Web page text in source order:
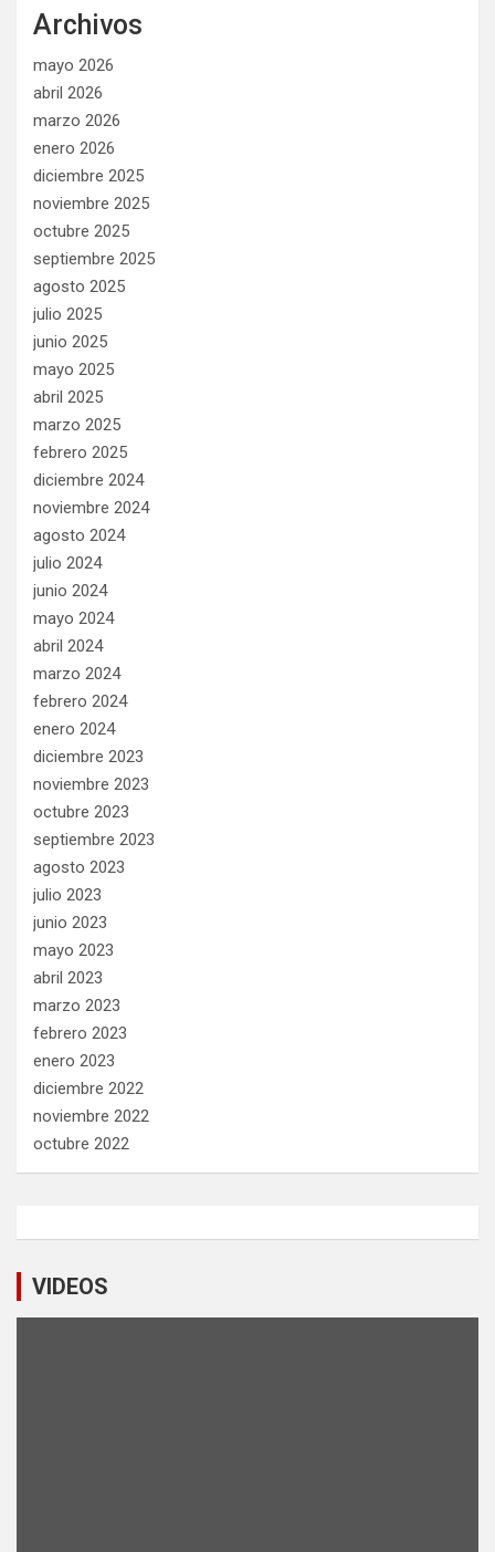
Archivos
mayo 2026
abril 2026
marzo 2026
enero 2026
diciembre 2025
noviembre 2025
octubre 2025
septiembre 2025
agosto 2025
julio 2025
junio 2025
mayo 2025
abril 2025
marzo 2025
febrero 2025
diciembre 2024
noviembre 2024
agosto 2024
julio 2024
junio 2024
mayo 2024
abril 2024
marzo 2024
febrero 2024
enero 2024
diciembre 2023
noviembre 2023
octubre 2023
septiembre 2023
agosto 2023
julio 2023
junio 2023
mayo 2023
abril 2023
marzo 2023
febrero 2023
enero 2023
diciembre 2022
noviembre 2022
octubre 2022
VIDEOS